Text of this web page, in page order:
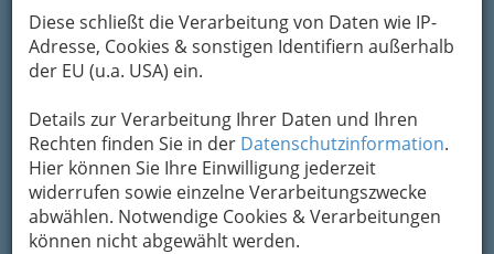
Diese schließt die Verarbeitung von Daten wie IP-
Adresse, Cookies & sonstigen Identifiern außerhalb
der EU (u.a. USA) ein.
Details zur Verarbeitung Ihrer Daten und Ihren
Rechten finden Sie in der Datenschutzinformation.
Hier können Sie Ihre Einwilligung jederzeit
widerrufen sowie einzelne Verarbeitungszwecke
abwählen. Notwendige Cookies & Verarbeitungen
können nicht abgewählt werden.